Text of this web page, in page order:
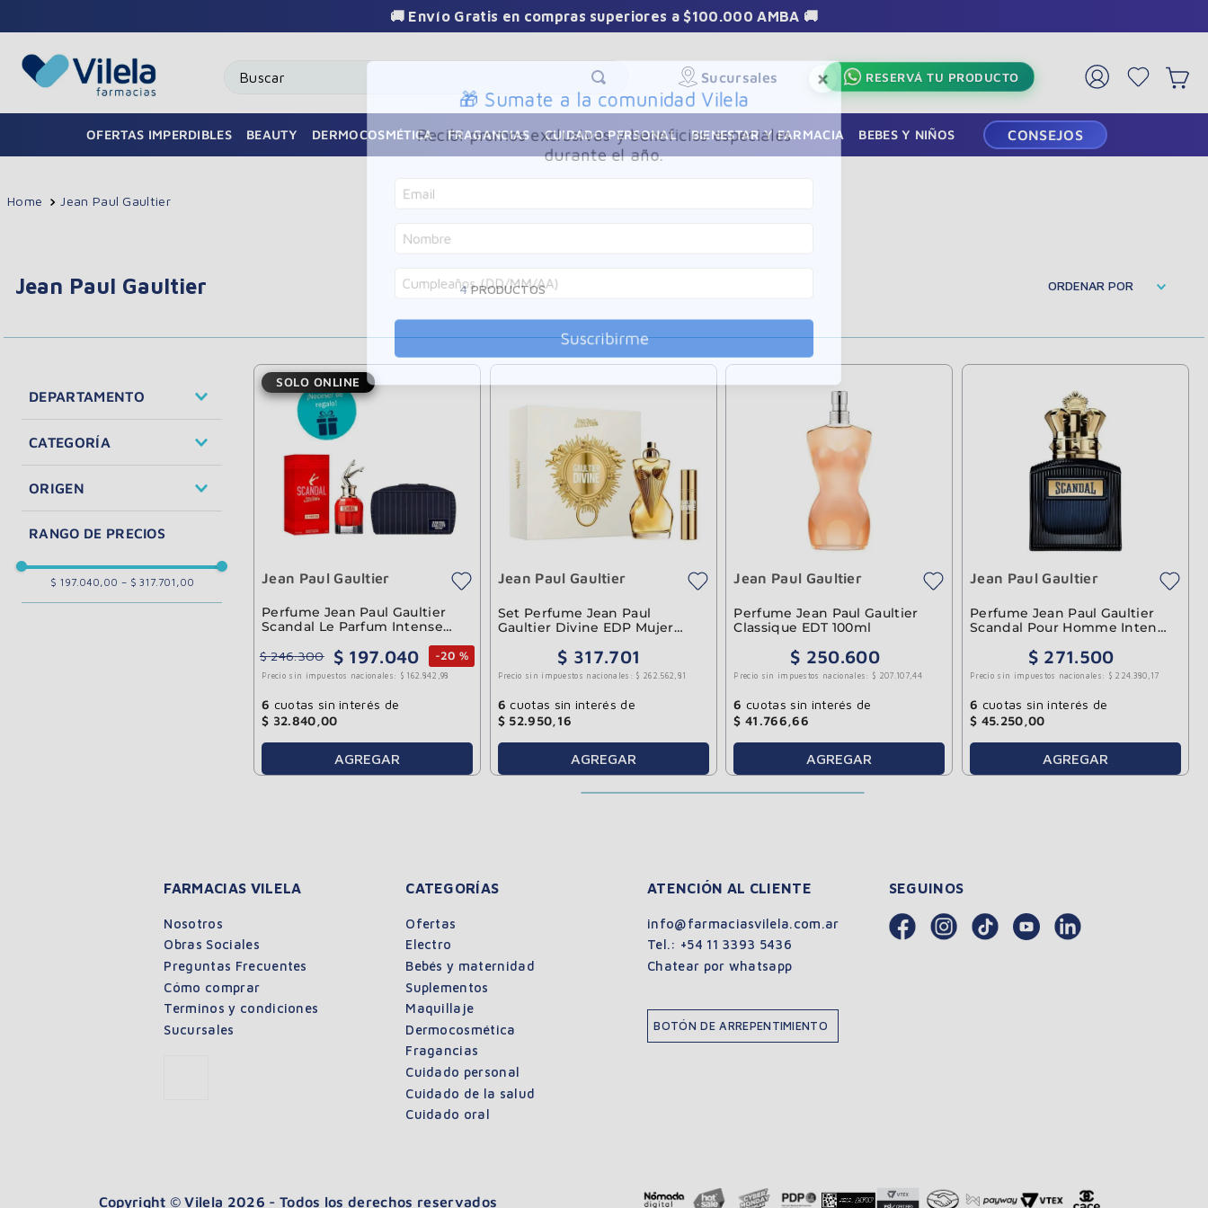
🚚 Envío Gratis en compras superiores a $100.000 AMBA 🚚
Sucursales RESERVÁ TU PRODUCTO
OFERTAS IMPERDIBLES BEAUTY DERMOCOSMÉTICA FRAGANCIAS CUIDADO PERSONAL BIENESTAR Y FARMACIA BEBES Y NIÑOS CONSEJOS
Jean Paul Gaultier
Jean Paul Gaultier 4PRODUCTOS ORDENAR POR
DEPARTAMENTO
CATEGORÍA
Hombres
ORIGEN
$ 197.040,00 – $ 317.701,00
SOLO ONLINE
Jean Paul Gaultier
Perfume Jean Paul Gaultier
Scandal Le Parfum Intense
$ 246.300 $ 197.040 -20 %
Precio sin impuestos nacionales: $ 162 .842 ,98
6 cuotas sin interés de
$ 32.840,00
AGREGAR
Jean Paul Gaultier
Set Perfume Jean Paul
Gaultier Divine EDP Mujer
$ 317.701
Precio sin impuestos nacionales: $ 262 562 81
6 cuotas sin interés de
$ 52.950, 16
AGREGAR
Jean Paul Gaultier
Perfume Jean Paul Gaultier
Classique EDT 100ml
$ 250.600
Precio sin impuestos nacionales: $ 207 107,44
6 cuotas sin interés de
$ 41 .766,66
AGREGAR
Jean Paul Gaultier
Perfume Jean Paul Gaultier
Scandal Pour Homme Intense
$ 271.500
Precio sin impuestos nacionales: $ 224 380 17
6 cuotas sin interés de
$ 45.250,00
AGREGAR
FARMACIAS VILELA
Nosotros
Obras Sociales
Preguntas Frecuentes
Cómo comprar
Terminos y condiciones
Sucursales
CATEGORÍAS
Ofertas
Electro
Bebés y maternidad
Suplementos
Maquillaje
Dermocosmética
Fragancias
Cuidado personal
Cuidado de la salud
Cuidado oral
ATENCIÓN AL CLIENTE
info@farmaciasvilela.com.ar
Tel.: +54 11 3393 5436
Chatear por whatsapp
BOTÓN DE ARREPENTIMIENTO
SEGUINOS
Copyright © Vilela 2026 - Todos los derechos reservados
×
🎁 Sumate a la comunidad Vilela
Recibí promos exclusivas y beneficios especiales
durante el año.
Suscribirme